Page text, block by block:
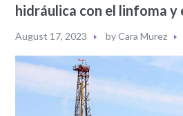
hidráulica con el linfoma y
August 17, 2023 byCara Murez